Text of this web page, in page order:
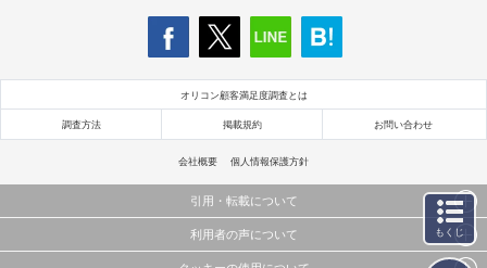
オリコン顧客満足度調査とは
調査方法 掲載規約 お問い合わせ
会社概要 個人情報保護方針
引用・転載について
当サイトで公開されている情報（文字、写真、イラスト、画像データ等）及びこれらの配置・
利用者の声について もくじ